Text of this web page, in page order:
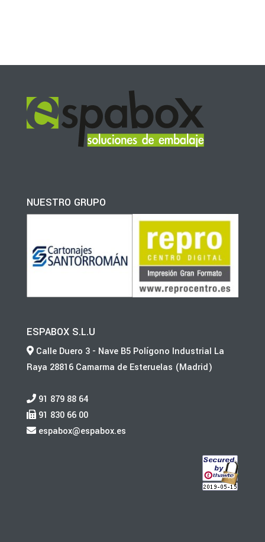
NUESTRO GRUPO
ESPABOX S.L.U
Calle Duero 3 - Nave B5 Polígono Industrial La
Raya 28816 Camarma de Esteruelas (Madrid)
91 879 88 64
91 830 66 00
espabox@espabox.es